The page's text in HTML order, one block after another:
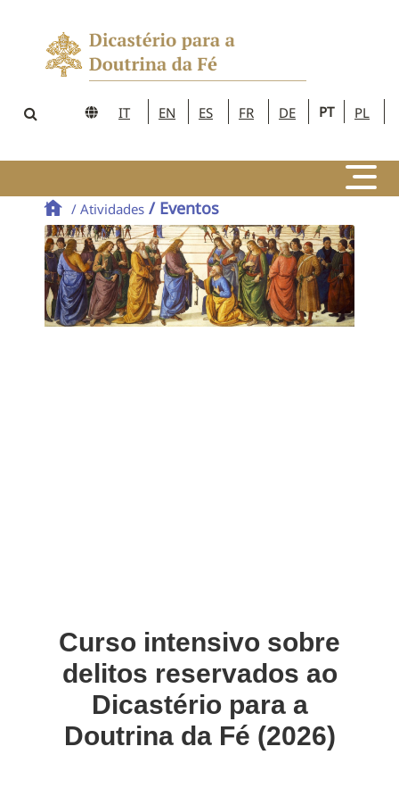
IT EN ES FR DE PT PL
/ Atividades / Eventos
Curso intensivo sobre
delitos reservados ao
Dicastério para a
Doutrina da Fé (2026)